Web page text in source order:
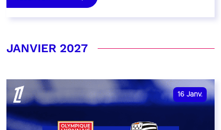
JANVIER 2027
16 Janv.